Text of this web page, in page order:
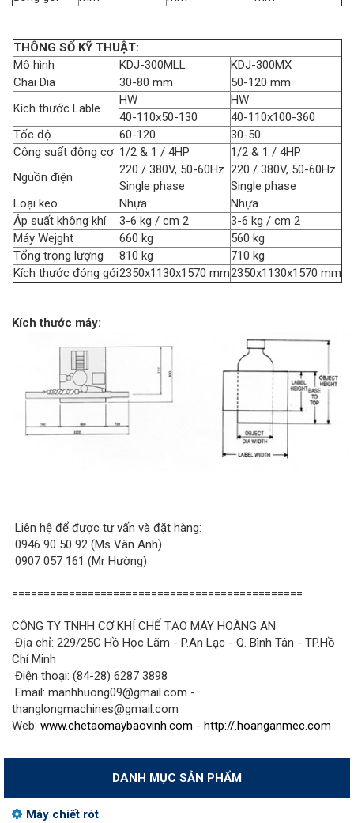
THÔNG SỐ KỸ THUẬT:
Mô hình
KDJ-300MLL
KDJ-300MX
Chai Dia
30-80 mm
50-120 mm
Kích thước Lable
HW HW
40-110x50-130
40-110x100-360
Tốc độ
60-120
30-50
Công suất động cơ 1/2 & 1 / 4HP
1/2 & 1 / 4HP
Nguồn điện
220 / 380V, 50-60Hz
Single phase
220 / 380V, 50-60Hz
Single phase
Loại keo
Nhựa
Nhựa
Áp suất không khí
3-6 kg / cm 2
3-6 kg / cm 2
Máy Wejght
660 kg
560 kg
Tổng trọng lượng
810 kg
710 kg
Kích thước đóng gói2350x1130x1570 mm2350x1130x1570 mm
Kích thước máy:
Liên hệ để được tư vấn và đặt hàng:
0946 90 50 92 (Ms Vân Anh)
0907 057 161 (Mr Hường)
==============================================
CÔNG TY TNHH CƠ KHÍ CHẾ TẠO MÁY HOÀNG AN
Địa chỉ: 229/25C Hồ Học Lãm - P.An Lạc - Q. Bình Tân - TP.Hồ
Chí Minh
Điện thoại: (84-28) 6287 3898
Email: manhhuong09@gmail.com -
thanglongmachines@gmail.com
Web: www.chetaomaybaovinh.com - http://.hoanganmec.com
DANH MỤC SẢN PHẨM
Máy chiết rót